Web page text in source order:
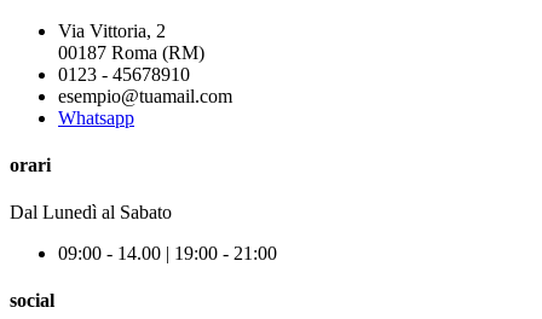
Via Vittoria, 2
00187 Roma (RM)
0123 - 45678910
esempio@tuamail.com
Whatsapp
orari
Dal Lunedì al Sabato
09:00 - 14.00 | 19:00 - 21:00
social